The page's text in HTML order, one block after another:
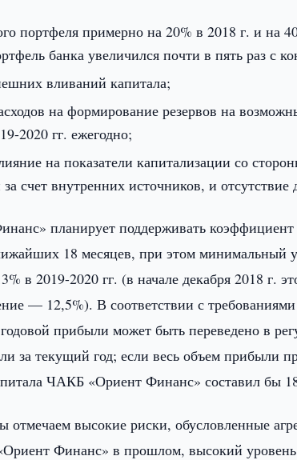
портфеля примерно на 20% в 2018 г. и на
банка увеличился почти в пять раз с
вливаний капитала;
на формирование резервов на
2020 гг. ежегодно;
на показатели капитализации со
счет внутренних источников, и
планирует поддерживать коэффициент
18 месяцев, при этом минимальный
в 2019-2020 гг. (в начале декабря 2018 г.
— 12,5%). В соответствии с
прибыли может быть переведено в
за текущий год; если весь объем прибыли
ЧАКБ «Ориент Финанс» составил бы
отмечаем высокие риски, обусловленные
Финанс» в прошлом, высокий уровень